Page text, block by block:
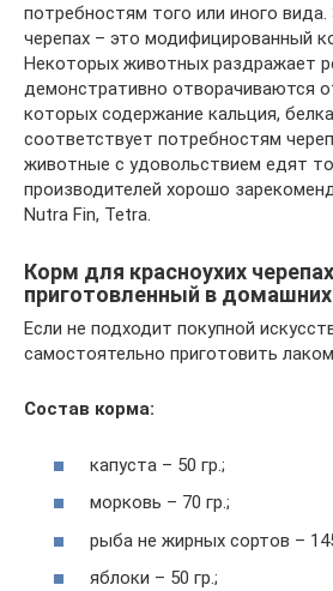
потребностям того или иного
черепах – это модифицированный
Некоторых животных раздражает
демонстративно отворачиваются
которых содержание кальция,
соответствует потребностям
животные с удовольствием едят
производителей хорошо
Nutra Fin, Tetra.
Корм для красноухих
приготовленный в домашних
Если не подходит покупной
самостоятельно приготовить
Состав корма:
капуста – 50 гр.;
морковь – 70 гр.;
рыба не жирных сортов –
яблоки – 50 гр.;